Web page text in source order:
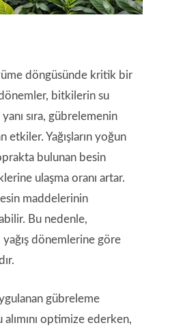
döngüsünde kritik bir
bitkilerin su
yanı sıra, gübrelemenin
Yağışların yoğun
bulunan besin
ulaşma oranı artar.
maddelerinin
Bu nedenle,
dönemlerine göre
gübreleme
optimize ederken,